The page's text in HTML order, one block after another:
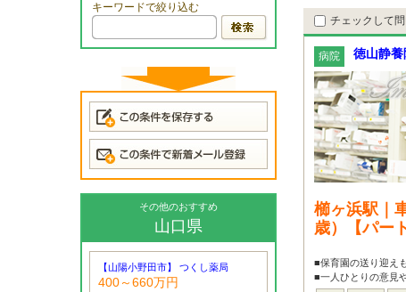
キーワードで絞り込む
その他のおすすめ
山口県
【山陽小野田市】 つくし薬局
400～660万円
チェックして
病院 徳山静養
櫛ヶ浜駅｜
歳）【パー
■保育園の送り迎え
■一人ひとりの意見